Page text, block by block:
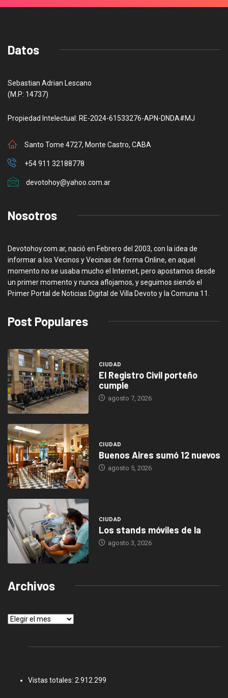
Datos
Sebastian Adrian Lescano
(M.P: 14737)
Propiedad Intelectual: RE-2024-61533276-APN-DNDA#MJ
Santo Tome 4727, Monte Castro, CABA
+54 911 32188778
devotohoy@yahoo.com.ar
Nosotros
Devotohoy.com.ar, nació en Febrero del 2003, con la idea de
informar a los Vecinos y Vecinas de forma Online, en aquel
momento no se usaba mucho el Internet, pero apostamos desde
un primer momento y nunca aflojamos, y seguimos siendo el
Primer Portal de Noticias Digital de Villa Devoto y la Comuna 11.
Post Populares
CIUDAD
El Registro Civil porteño
cumple
agosto 7, 2026
CIUDAD
Buenos Aires sumó 12 nuevos
agosto 5, 2026
CIUDAD
Los stands móviles de la
agosto 3, 2026
Archivos
Archivos
Vistas totales: 2.912.299